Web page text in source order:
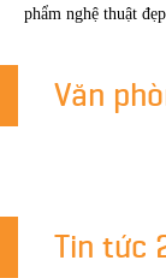
phẩm nghệ thuật
Văn
Tin tức